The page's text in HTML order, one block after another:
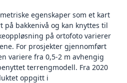
egenskaper som et kart
på bakkenivå og kan knyttes til
på ortofoto varierer
For prosjekter gjennomført
variere fra 0,5-2 m avhengig
terrengmodell. Fra 2020
oppgitt i